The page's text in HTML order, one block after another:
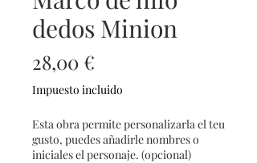
dedos Minion
28,00 €
Impuesto incluido
Esta obra permite personalizarla el teu
gusto, puedes añadirle nombres o
iniciales el personaje. (opcional)